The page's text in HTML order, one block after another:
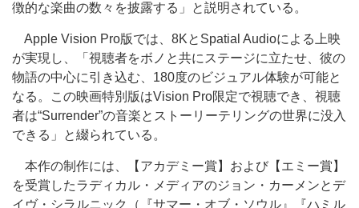
徴的な楽曲の数々を披露する」と説明されている。
Apple Vision Pro版では、8KとSpatial Audioによる上映
が実現し、「視聴者をボノと共にステージに立たせ、彼の
物語の中心に引き込む、180度のビジュアル体験が可能と
なる。この映画特別版はVision Pro限定で視聴でき、視聴
者は“Surrender”の音楽とストーリーテリングの世界に没入
できる」と綴られている。
本作の制作には、【アカデミー賞】および【エミー賞】
を受賞したラディカル・メディアのジョン・カーメンとデ
イヴ・シラルニック（『サマー・オブ・ソウル』『ハミル